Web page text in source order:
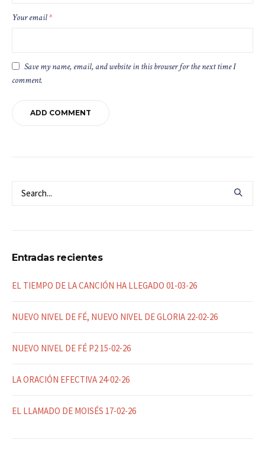
Your email*
Save my name, email, and website in this browser for the next time I
comment.
Entradas recientes
EL TIEMPO DE LA CANCIÓN HA LLEGADO 01-03-26
NUEVO NIVEL DE FÉ, NUEVO NIVEL DE GLORIA 22-02-26
NUEVO NIVEL DE FÉ P2 15-02-26
LA ORACIÓN EFECTIVA 24-02-26
EL LLAMADO DE MOISÉS 17-02-26